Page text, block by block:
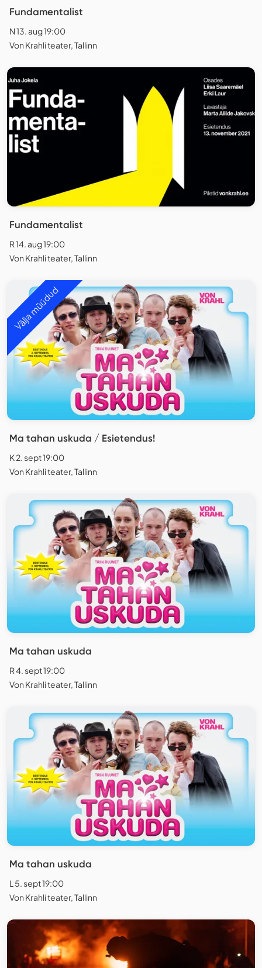
Fundamentalist
N 13. aug 19:00
Von Krahli teater, Tallinn
Fundamentalist
R 14. aug 19:00
Von Krahli teater, Tallinn
Välja müüdud
Ma tahan uskuda / Esietendus!
K 2. sept 19:00
Von Krahli teater, Tallinn
Ma tahan uskuda
R 4. sept 19:00
Von Krahli teater, Tallinn
Ma tahan uskuda
L 5. sept 19:00
Von Krahli teater, Tallinn